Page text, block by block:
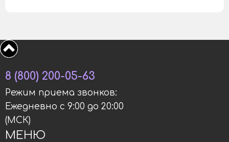
МЕНЮ
8 (800) 200-05-63
Режим приема звонков:
Ежедневно с 9:00 до 20:00
(МСК)